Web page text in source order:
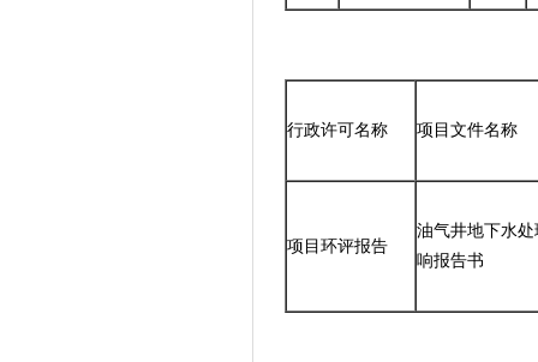
行政许可名称 项目文件名称
项目环评报告
油气井地下水
响报告书